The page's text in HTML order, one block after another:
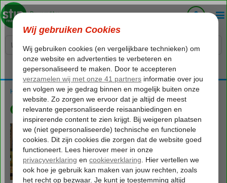
Voelt als thuiskomen...
Home Cruise Dubai
Cruise Dubai